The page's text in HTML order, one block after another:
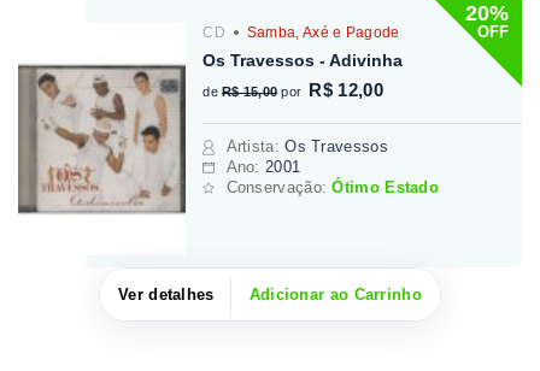
20%
OFF
CD Samba, Axé e Pagode
Os Travessos - Adivinha
de R$ 15,00 por R$ 12,00
Artista:Os Travessos
Ano: 2001
Conservação:Ótimo Estado
Ver detalhes Adicionar ao Carrinho